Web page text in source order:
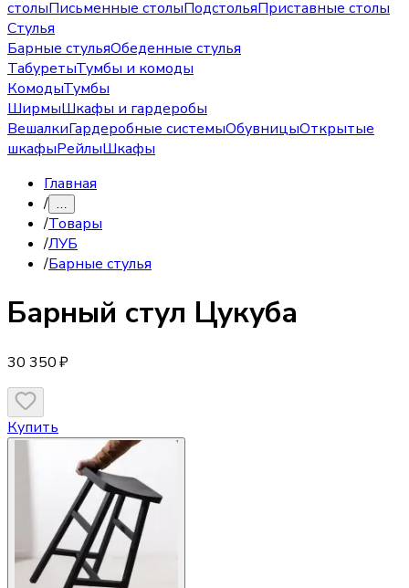
столыПисьменные столыПодстольяПриставные столы
Стулья
Барные стульяОбеденные стулья
ТабуретыТумбы и комоды
КомодыТумбы
ШирмыШкафы и гардеробы
ВешалкиГардеробные системыОбувницыОткрытые
шкафыРейлыШкафы
Главная
/ …
/Товары
/ЛУБ
/Барные стулья
Барный стул Цукуба
30 350 ₽
Купить